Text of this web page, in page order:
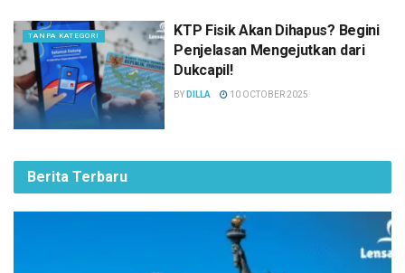
TANPA KATEGORI
KTP Fisik Akan Dihapus? Begini
Penjelasan Mengejutkan dari
Dukcapil!
BY DILLA 10 OCTOBER 2025
Berita Terbaru